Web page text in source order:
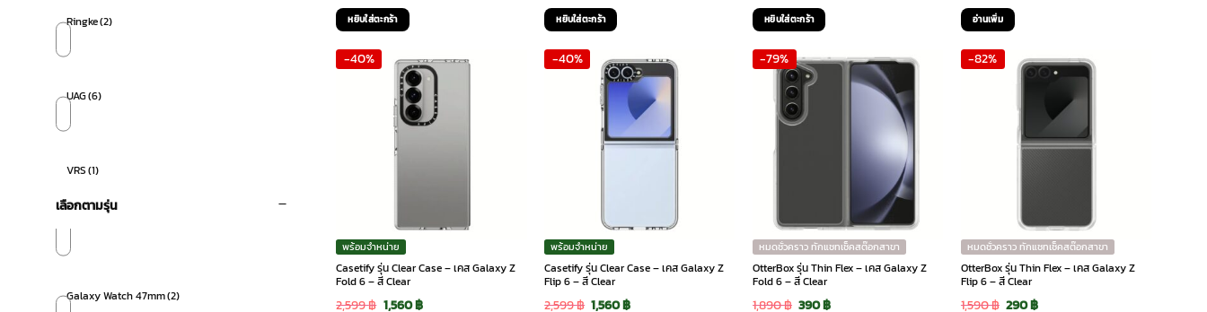
Ringke(2)
UAG(6)
VRS(1)
เลือกตามรุ่น
Galaxy Watch 47mm(2)
price
was:
690 ฿.
price
is:
550 ฿.
หยิบใส่ตะกร้า
price
was:
690 ฿.
price
is:
550 ฿.
หยิบใส่ตะกร้า
price
was:
2,599 ฿.1,560 ฿.
หยิบใส่ตะกร้า
price
was:
2,599 ฿.1,690 ฿.
อ่านเพิ่ม
-40%
พร้อมจำหน่าย
Casetify รุ่น Clear Case – เคส Galaxy Z
Fold 6 – สี Clear
2,599฿ Original
1,560฿Current
-40%
พร้อมจำหน่าย
Casetify รุ่น Clear Case – เคส Galaxy Z
Flip 6 – สี Clear
2,599฿ Original
1,560฿Current
-79%
หมดชั่วคราว ทักแชทเช็คสต๊อกสาขา
OtterBox รุ่น Thin Flex – เคส Galaxy Z
Fold 6 – สี Clear
1,890฿ Original
390฿Current
-82%
หมดชั่วคราว ทักแชทเช็คสต๊อกสาขา
OtterBox รุ่น Thin Flex – เคส Galaxy Z
Flip 6 – สี Clear
1,590฿ Original
290฿Current